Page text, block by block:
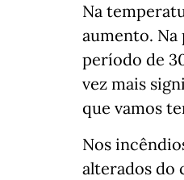
Na
aumento.
período de
vez mais
que vamos
Nos
alterados do